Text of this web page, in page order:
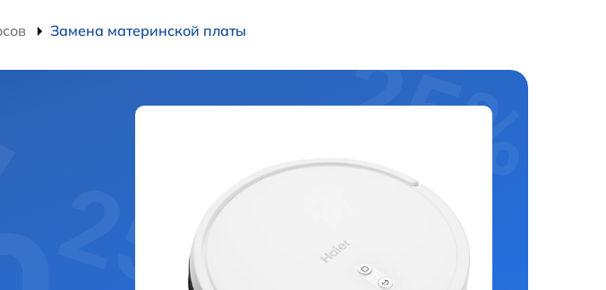
Замена материнской платы